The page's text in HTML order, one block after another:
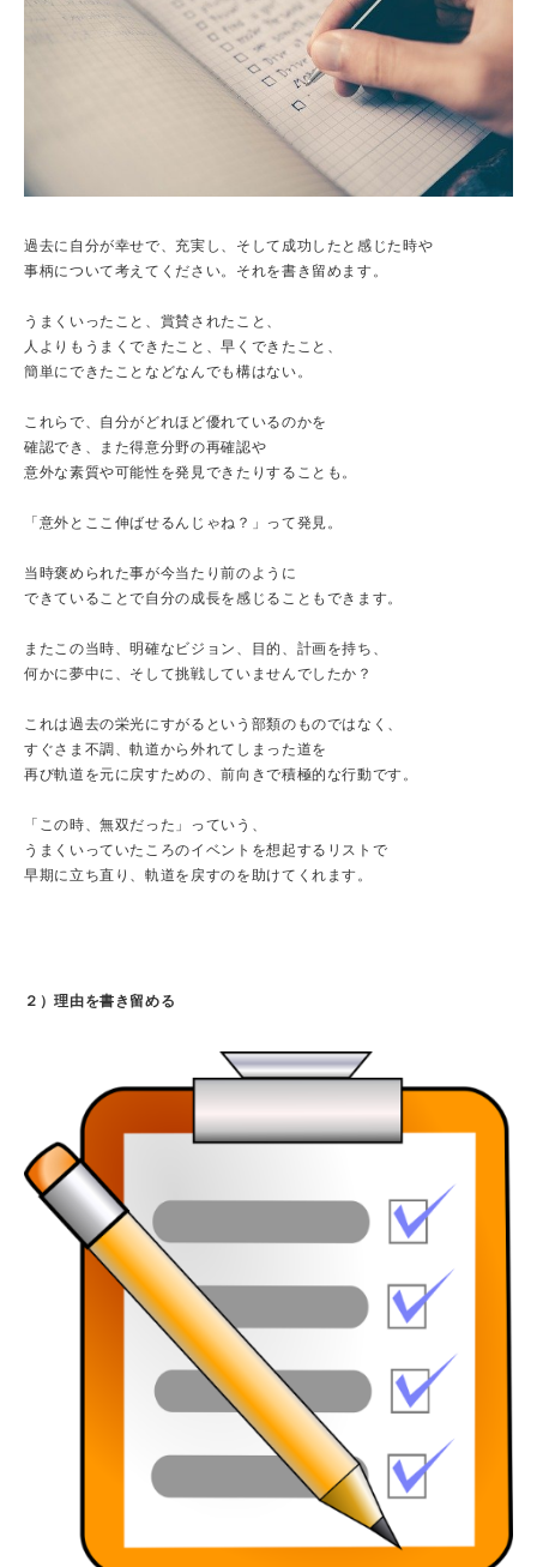
過去に自分が幸せで、充実し、そして成功したと感じた時や
事柄について考えてください。それを書き留めます。
うまくいったこと、賞賛されたこと、
人よりもうまくできたこと、早くできたこと、
簡単にできたことなどなんでも構はない。
これらで、自分がどれほど優れているのかを
確認でき、また得意分野の再確認や
意外な素質や可能性を発見できたりすることも。
「意外とここ伸ばせるんじゃね？」って発見。
当時褒められた事が今当たり前のように
できていることで自分の成長を感じることもできます。
またこの当時、明確なビジョン、目的、計画を持ち、
何かに夢中に、そして挑戦していませんでしたか？
これは過去の栄光にすがるという部類のものではなく、
すぐさま不調、軌道から外れてしまった道を
再び軌道を元に戻すための、前向きで積極的な行動です。
「この時、無双だった」っていう、
うまくいっていたころのイベントを想起するリストで
早期に立ち直り、軌道を戻すのを助けてくれます。
２）理由を書き留める